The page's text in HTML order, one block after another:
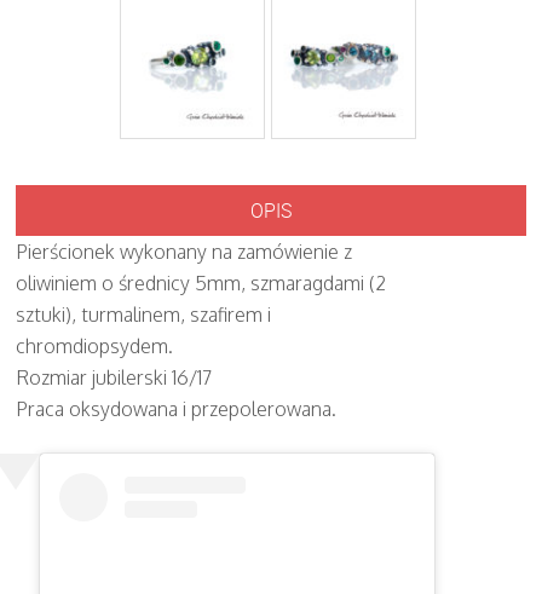
OPIS
Pierścionek wykonany na zamówienie z
oliwiniem o średnicy 5mm, szmaragdami (2
sztuki), turmalinem, szafirem i
chromdiopsydem.
Rozmiar jubilerski 16/17
Praca oksydowana i przepolerowana.